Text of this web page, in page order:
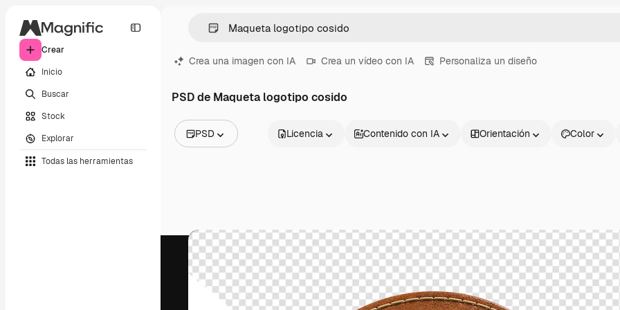
Crear
Inicio
Buscar
Stock
Explorar
Todas las herramientas
Crea una imagen con IA Crea un vídeo con IA Personaliza un diseño
PSD de Maqueta logotipo cosido
PSD
Vídeos
Clips de vídeo
Motion graphics
Plantillas de vídeos
Iconos
Modelos 3D
Licencia Contenido con IA Orientación Color
Productos Información